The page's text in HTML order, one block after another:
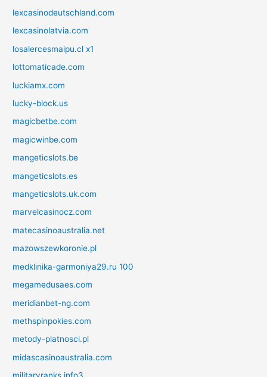
lexcasinodeutschland.com
lexcasinolatvia.com
losalercesmaipu.cl x1
lottomaticade.com
luckiamx.com
lucky-block.us
magicbetbe.com
magicwinbe.com
mangeticslots.be
mangeticslots.es
mangeticslots.uk.com
marvelcasinocz.com
matecasinoaustralia.net
mazowszewkoronie.pl
medklinika-garmoniya29.ru 100
megamedusaes.com
meridianbet-ng.com
methspinpokies.com
metody-platnosci.pl
midascasinoaustralia.com